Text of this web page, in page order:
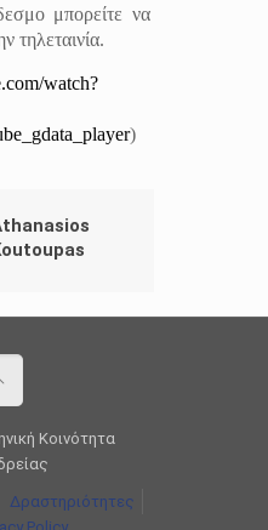
μπορείτε να
τηλεταινία.
watch?
)
Κοινότητα
Δραστηριότητες